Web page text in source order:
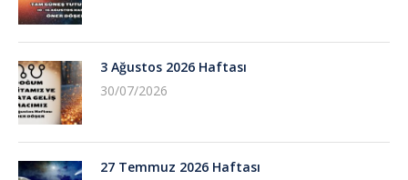
3 Ağustos 2026 Haftası
30/07/2026
27 Temmuz 2026 Haftası